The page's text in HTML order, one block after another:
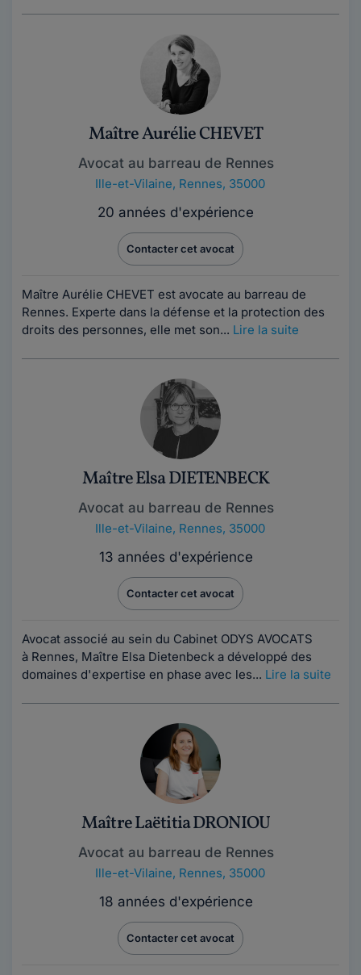
Maître Aurélie CHEVET
Avocat au barreau de Rennes
Ille-et-Vilaine, Rennes, 35000
20 années d'expérience
Contacter cet avocat
Maître Aurélie CHEVET est avocate au barreau de
Rennes. Experte dans la défense et la protection des
droits des personnes, elle met son... Lire la suite
Maître Elsa DIETENBECK
Avocat au barreau de Rennes
Ille-et-Vilaine, Rennes, 35000
13 années d'expérience
Contacter cet avocat
Avocat associé au sein du Cabinet ODYS AVOCATS
à Rennes, Maître Elsa Dietenbeck a développé des
domaines d'expertise en phase avec les... Lire la suite
Maître Laëtitia DRONIOU
Avocat au barreau de Rennes
Ille-et-Vilaine, Rennes, 35000
18 années d'expérience
Contacter cet avocat